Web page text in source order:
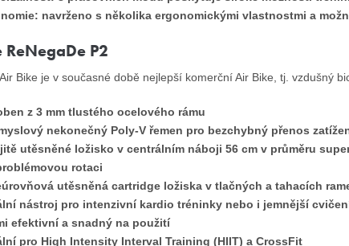
navrženo s několika ergonomickými vlastnostmi a
P2
Bike je v současné době nejlepší komerční Air Bike, tj. vzdušný
z 3 mm tlustého ocelového rámu
nekonečný Poly-V řemen pro bezchybný přenos
utěsněné ložisko v centrálním náboji 56 cm v průměru
rotaci
utěsněná cartridge ložiska v tlačných a tahacích
nástroj pro intenzivní kardio tréninky nebo i jemnější
efektivní a snadný na použití
pro High Intensity Interval Training (HIIT) a CrossFit